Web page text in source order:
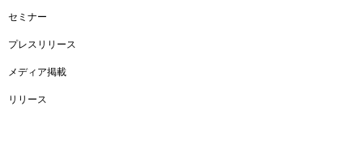
セミナー
プレスリリース
メディア掲載
リリース